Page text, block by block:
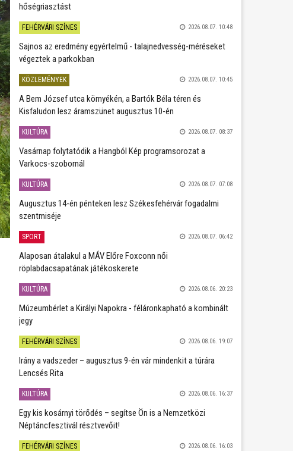
hőségriasztást
FEHÉRVÁRI SZÍNES 2026.08.07. 10:48
Sajnos az eredmény egyértelmű - talajnedvesség-méréseket
végeztek a parkokban
KÖZLEMÉNYEK 2026.08.07. 10:45
A Bem József utca környékén, a Bartók Béla téren és
Kisfaludon lesz áramszünet augusztus 10-én
KULTÚRA 2026.08.07. 08:37
Vasárnap folytatódik a Hangból Kép programsorozat a
Varkocs-szobornál
KULTÚRA 2026.08.07. 07:08
Augusztus 14-én pénteken lesz Székesfehérvár fogadalmi
szentmiséje
SPORT 2026.08.07. 06:42
Alaposan átalakul a MÁV Előre Foxconn női
röplabdacsapatának játékoskerete
KULTÚRA 2026.08.06. 20:23
Múzeumbérlet a Királyi Napokra - féláronkapható a kombinált
jegy
FEHÉRVÁRI SZÍNES 2026.08.06. 19:07
Irány a vadszeder – augusztus 9-én vár mindenkit a túrára
Lencsés Rita
KULTÚRA 2026.08.06. 16:37
Egy kis kosárnyi törődés – segítse Ön is a Nemzetközi
Néptáncfesztivál résztvevőit!
FEHÉRVÁRI SZÍNES 2026.08.06. 16:03